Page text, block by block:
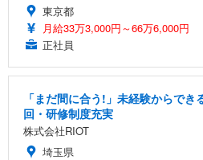
東京都
月給33万3,000円～66万6,000円
正社員
「まだ間に合う!」未経験からで
回・研修制度充実
株式会社RIOT
埼玉県